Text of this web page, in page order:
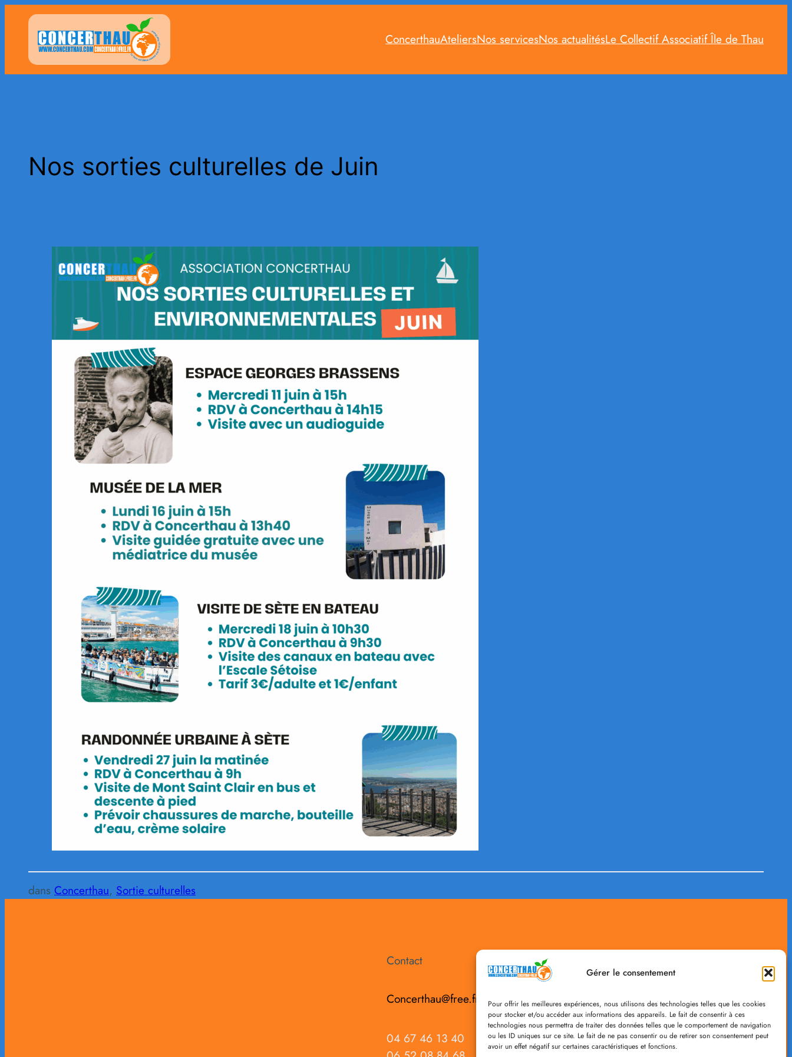
Gérer le consentement
Pour offrir les meilleures expériences, nous utilisons des technologies telles que les cookies
pour stocker et/ou accéder aux informations des appareils. Le fait de consentir à ces
technologies nous permettra de traiter des données telles que le comportement de navigation
ou les ID uniques sur ce site. Le fait de ne pas consentir ou de retirer son consentement peut
avoir un effet négatif sur certaines caractéristiques et fonctions.
contenu
ConcerthauAteliersNos servicesNos actualitésLe Collectif Associatif Île de Thau
Nos sorties culturelles de Juin
dans Concerthau, Sortie culturelles
Contact
Concerthau@free.fr
04 67 46 13 40
Facebook
Politique de
confidentialité